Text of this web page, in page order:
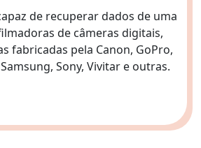
de recuperar dados de uma
de câmeras digitais,
fabricadas pela Canon, GoPro,
Samsung, Sony, Vivitar e outras.